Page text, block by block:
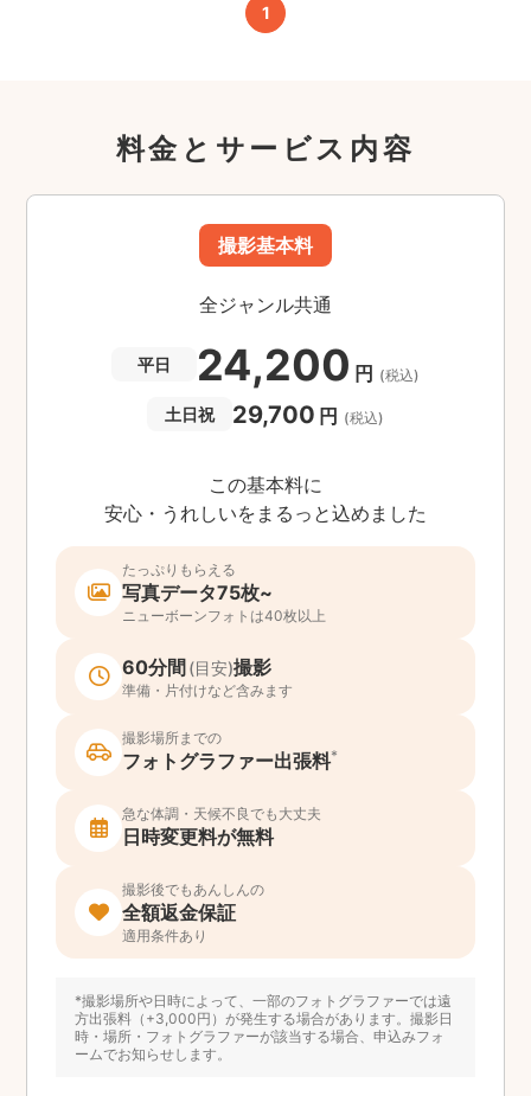
1
料金とサービス内容
撮影基本料
全ジャンル共通
平日 24,200 円 (税込)
土日祝 29,700 円 (税込)
この基本料に
安心・うれしいをまるっと込めました
たっぷりもらえる
写真データ75枚~
ニューボーンフォトは40枚以上
60分間 (目安)撮影
準備・片付けなど含みます
撮影場所までの
フォトグラファー出張料*
急な体調・天候不良でも大丈夫
日時変更料が無料
撮影後でもあんしんの
全額返金保証
適用条件あり
*撮影場所や日時によって、一部のフォトグラファーでは遠
方出張料（+3,000円）が発生する場合があります。撮影日
時・場所・フォトグラファーが該当する場合、申込みフォ
ームでお知らせします。